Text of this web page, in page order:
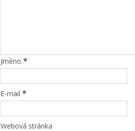
Jméno *
E-mail *
Webová stránka